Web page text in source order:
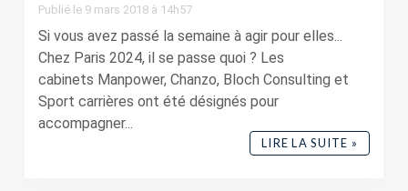
Publié le 9 mars 2018 à 14h57
Si vous avez passé la semaine à agir pour elles...
Chez Paris 2024, il se passe quoi ? Les
cabinets Manpower, Chanzo, Bloch Consulting et
Sport carrières ont été désignés pour
accompagner...
LIRE LA SUITE »